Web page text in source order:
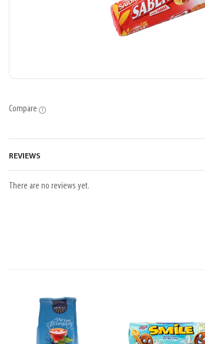
Compare
REVIEWS
There are no reviews yet.